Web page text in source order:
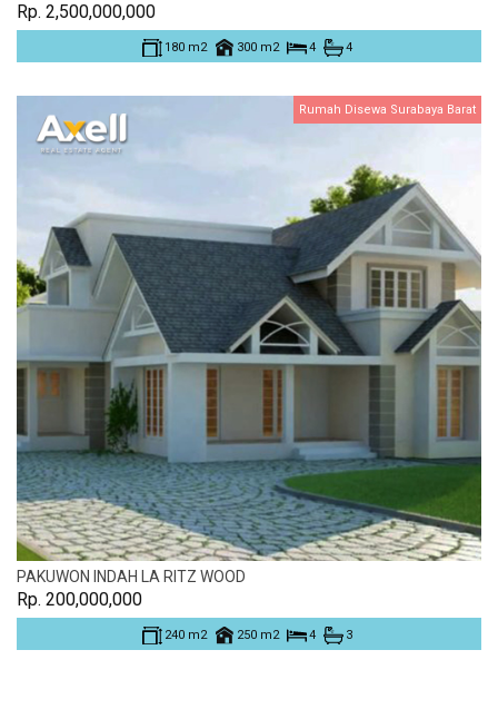
Rp. 2,500,000,000
180 m2 300 m2 4 4
Rumah Disewa Surabaya Barat
PAKUWON INDAH LA RITZ WOOD
Rp. 200,000,000
240 m2 250 m2 4 3